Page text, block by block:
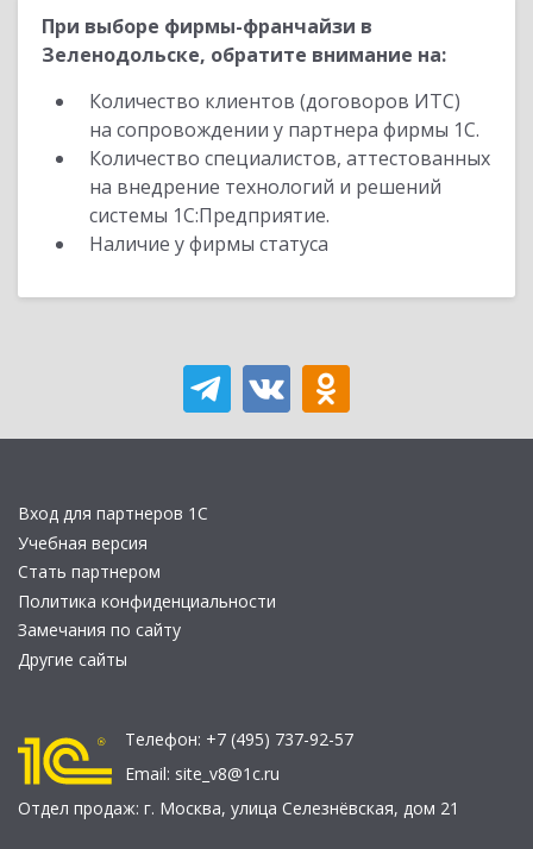
При выборе фирмы-франчайзи в
Зеленодольске, обратите внимание на:
Количество клиентов (договоров ИТС)
на сопровождении у партнера фирмы 1С.
Количество специалистов, аттестованных
на внедрение технологий и решений
системы 1С:Предприятие.
Наличие у фирмы статуса
Вход для партнеров 1С
Учебная версия
Стать партнером
Политика конфиденциальности
Замечания по сайту
Другие сайты
Телефон: +7 (495) 737-92-57
Email: site_v8@1c.ru
Отдел продаж: г. Москва, улица Селезнёвская, дом 21